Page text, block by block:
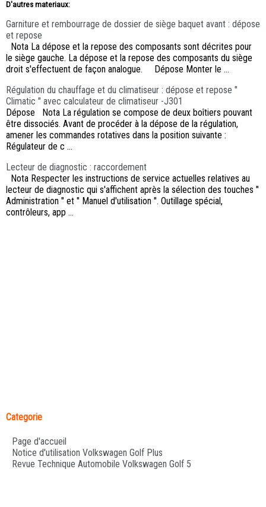
D'autres materiaux:
Garniture et rembourrage de dossier de siège baquet avant : dépose
et repose
Nota La dépose et la repose des composants sont décrites pour
le siège gauche. La dépose et la repose des composants du siège
droit s'effectuent de façon analogue. Dépose Monter le ...
Régulation du chauffage et du climatiseur : dépose et repose "
Climatic " avec calculateur de climatiseur -J301
Dépose Nota La régulation se compose de deux boîtiers pouvant
être dissociés. Avant de procéder à la dépose de la régulation,
amener les commandes rotatives dans la position suivante :
Régulateur de c ...
Lecteur de diagnostic : raccordement
Nota Respecter les instructions de service actuelles relatives au
lecteur de diagnostic qui s'affichent après la sélection des touches "
Administration " et " Manuel d'utilisation ". Outillage spécial,
contrôleurs, app ...
Categorie
Page d'accueil
Notice d'utilisation Volkswagen Golf Plus
Revue Technique Automobile Volkswagen Golf 5